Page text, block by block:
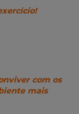
com os
mais